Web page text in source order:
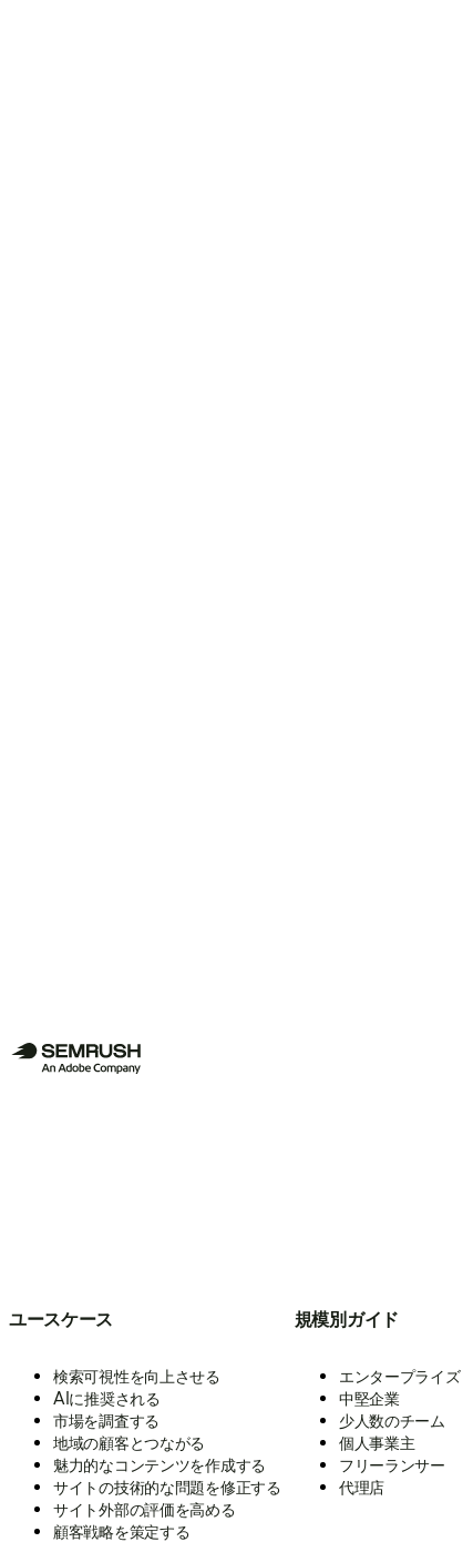
ユースケース
検索可視性を向上させる
AIに推奨される
市場を調査する
地域の顧客とつながる
魅力的なコンテンツを作成する
サイトの技術的な問題を修正する
サイト外部の評価を高める
顧客戦略を策定する
規模別ガイド
エンタープライズ
中堅企業
少人数のチーム
個人事業主
フリーランサー
代理店